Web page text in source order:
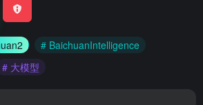
# BaichuanIntelligence
# 大模型